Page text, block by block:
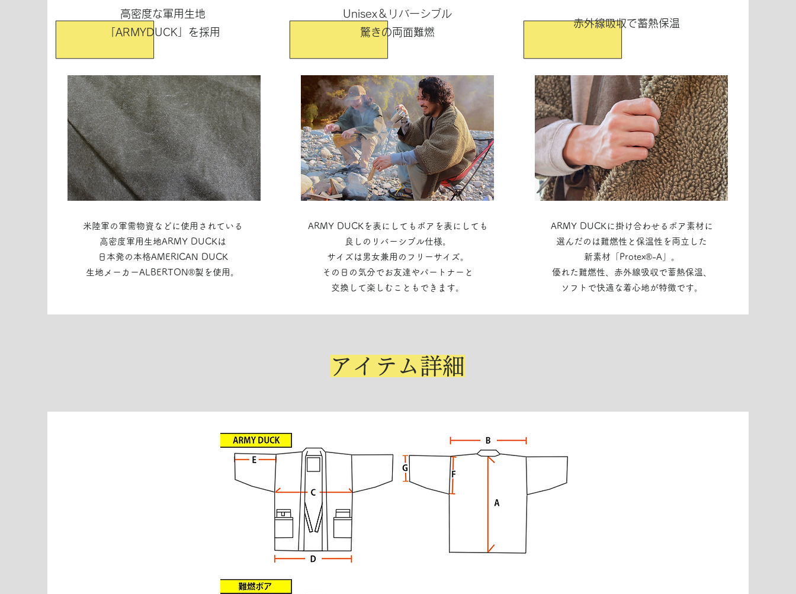
高密度な軍用生地
「ARMYDUCK」を採用
米陸軍の軍需物資などに使用されている
高密度軍用生地ARMY DUCKは
日本発の本格AMERICAN DUCK
生地メーカーALBERTON®製を使用。
Unisex＆リバーシブル
驚きの両面難燃
ARMY DUCKを表にしてもボアを表にしても
良しのリバーシブル仕様。
サイズは男女兼用のフリーサイズ。
その日の気分でお友達やパートナーと
交換して楽しむこともできます。
赤外線吸収で蓄熱保温
ARMY DUCKに掛け合わせるボア素材に
選んだのは難燃性と保温性を両立した
新素材「Protex®-A」。
優れた難燃性、赤外線吸収で蓄熱保温
ソフトで快適な着心地が特徴です。
​アイテム詳細